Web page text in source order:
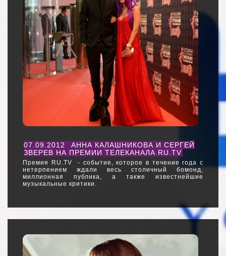
07.09.2012
АННА КАЛАШНИКОВА И СЕРГЕЙ
ЗВЕРЕВ НА ПРЕМИИ ТЕЛЕКАНАЛА RU.TV
Премия RU.TV - событие, которое в течение года с
нетерпением ждали весь столичный бомонд,
миллионная публика, а также известнейшие
музыкальные критики.